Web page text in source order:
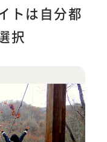
トは自分都
択